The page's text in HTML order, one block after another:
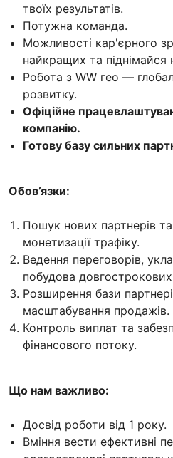
твоїх результатів.
Потужна команда.
Можливості кар'єрного
найкращих та піднімайся
Робота з WW гео —
розвитку.
Офіційне
компанію.
Готову базу сильних
Обов’язки:
Пошук нових партнерів
монетизації трафіку.
Ведення переговорів,
побудова
Розширення бази
масштабування продажів.
Контроль виплат та
фінансового потоку.
Що нам важливо:
Досвід роботи від 1 року.
Вміння вести ефективні